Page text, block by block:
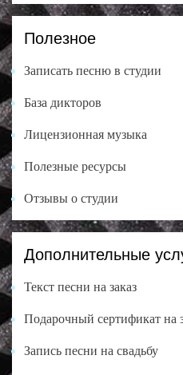
Полезное
Записать песню в студии
База дикторов
Лицензионная музыка
Полезные ресурсы
Отзывы о студии
Дополнительные
Текст песни на заказ
Подарочный сертификат на
Запись песни на свадьбу